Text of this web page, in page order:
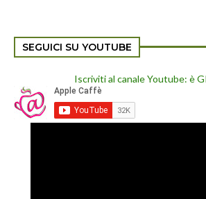
SEGUICI SU YOUTUBE
Iscriviti al canale Youtube: è